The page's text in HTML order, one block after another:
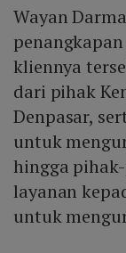
Wayan
kliennya
dari pihak
Denpasar,
untuk
hingga
layanan
untuk